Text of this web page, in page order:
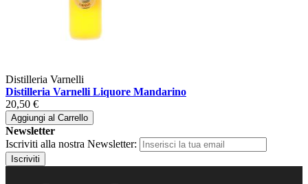
Distilleria Varnelli
Distilleria Varnelli Liquore Mandarino
20,50 €
Aggiungi al Carrello
Newsletter
Iscriviti alla nostra Newsletter:
Iscriviti